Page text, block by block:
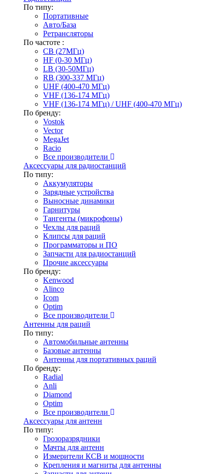
По типу:
Портативные
Авто/База
Ретрансляторы
По частоте :
CB (27МГц)
HF (0-30 МГц)
LB (30-50МГц)
RB (300-337 МГц)
UHF (400-470 МГц)
VHF (136-174 МГц)
VHF (136-174 МГц) / UHF (400-470 МГц)
По бренду:
Vostok
Vector
MegaJet
Racio
Все производители
Аксессуары для радиостанций
По типу:
Аккумуляторы
Зарядные устройства
Выносные динамики
Гарнитуры
Тангенты (микрофоны)
Чехлы для раций
Клипсы для раций
Программаторы и ПО
Запчасти для радиостанций
Прочие аксессуары
По бренду:
Kenwood
Alinco
Icom
Optim
Все производители
Антенны для раций
По типу:
Автомобильные антенны
Базовые антенны
Антенны для портативных раций
По бренду:
Radial
Anli
Diamond
Optim
Все производители
Аксессуары для антенн
По типу:
Грозоразрядники
Мачты для антенн
Измерители КСВ и мощности
Крепления и магниты для антенны